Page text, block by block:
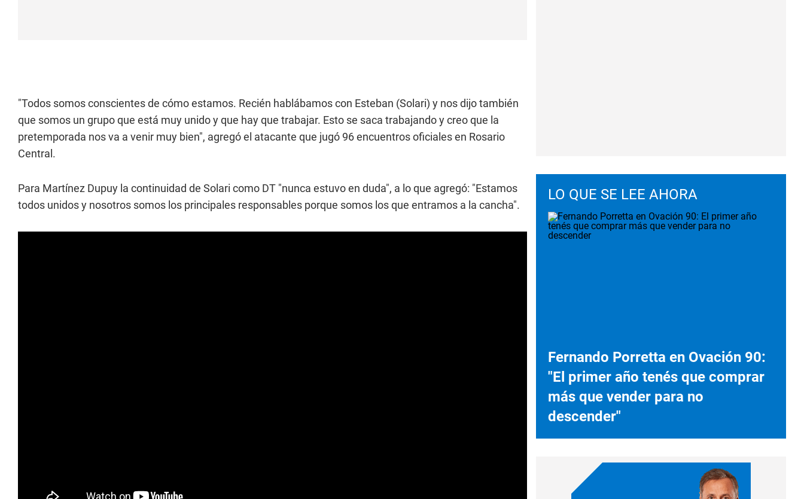
"Todos somos conscientes de cómo estamos. Recién hablábamos con Esteban (Solari) y nos dijo también
que somos un grupo que está muy unido y que hay que trabajar. Esto se saca trabajando y creo que la
pretemporada nos va a venir muy bien", agregó el atacante que jugó 96 encuentros oficiales en Rosario
Central.
Para Martínez Dupuy la continuidad de Solari como DT "nunca estuvo en duda", a lo que agregó: "Estamos
todos unidos y nosotros somos los principales responsables porque somos los que entramos a la cancha".
LO QUE SE LEE AHORA
Fernando Porretta en Ovación 90:
"El primer año tenés que comprar
más que vender para no
descender"